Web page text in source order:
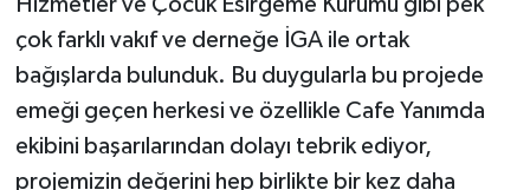
Hizmetler ve Çocuk Esirgeme Kurumu gibi pek
çok farklı vakıf ve derneğe İGA ile ortak
bağışlarda bulunduk. Bu duygularla bu projede
emeği geçen herkesi ve özellikle Cafe Yanımda
ekibini başarılarından dolayı tebrik ediyor,
projemizin değerini hep birlikte bir kez daha